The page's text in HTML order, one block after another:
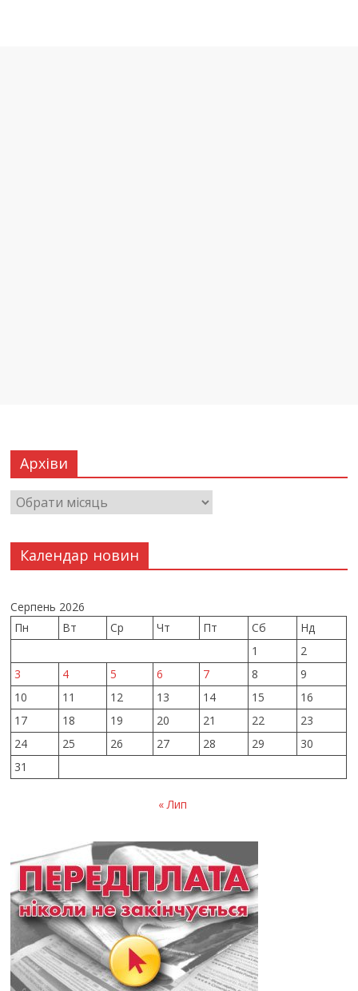
Архіви
Календар новин
Серпень 2026
Пн
Вт Ср Чт Пт Сб
Нд
1
2
3
4 5 6 7 8
9
10
11 12 13 14 15
16
17
18 19 20 21 22
23
24
25 26 27 28 29
30
31
« Лип